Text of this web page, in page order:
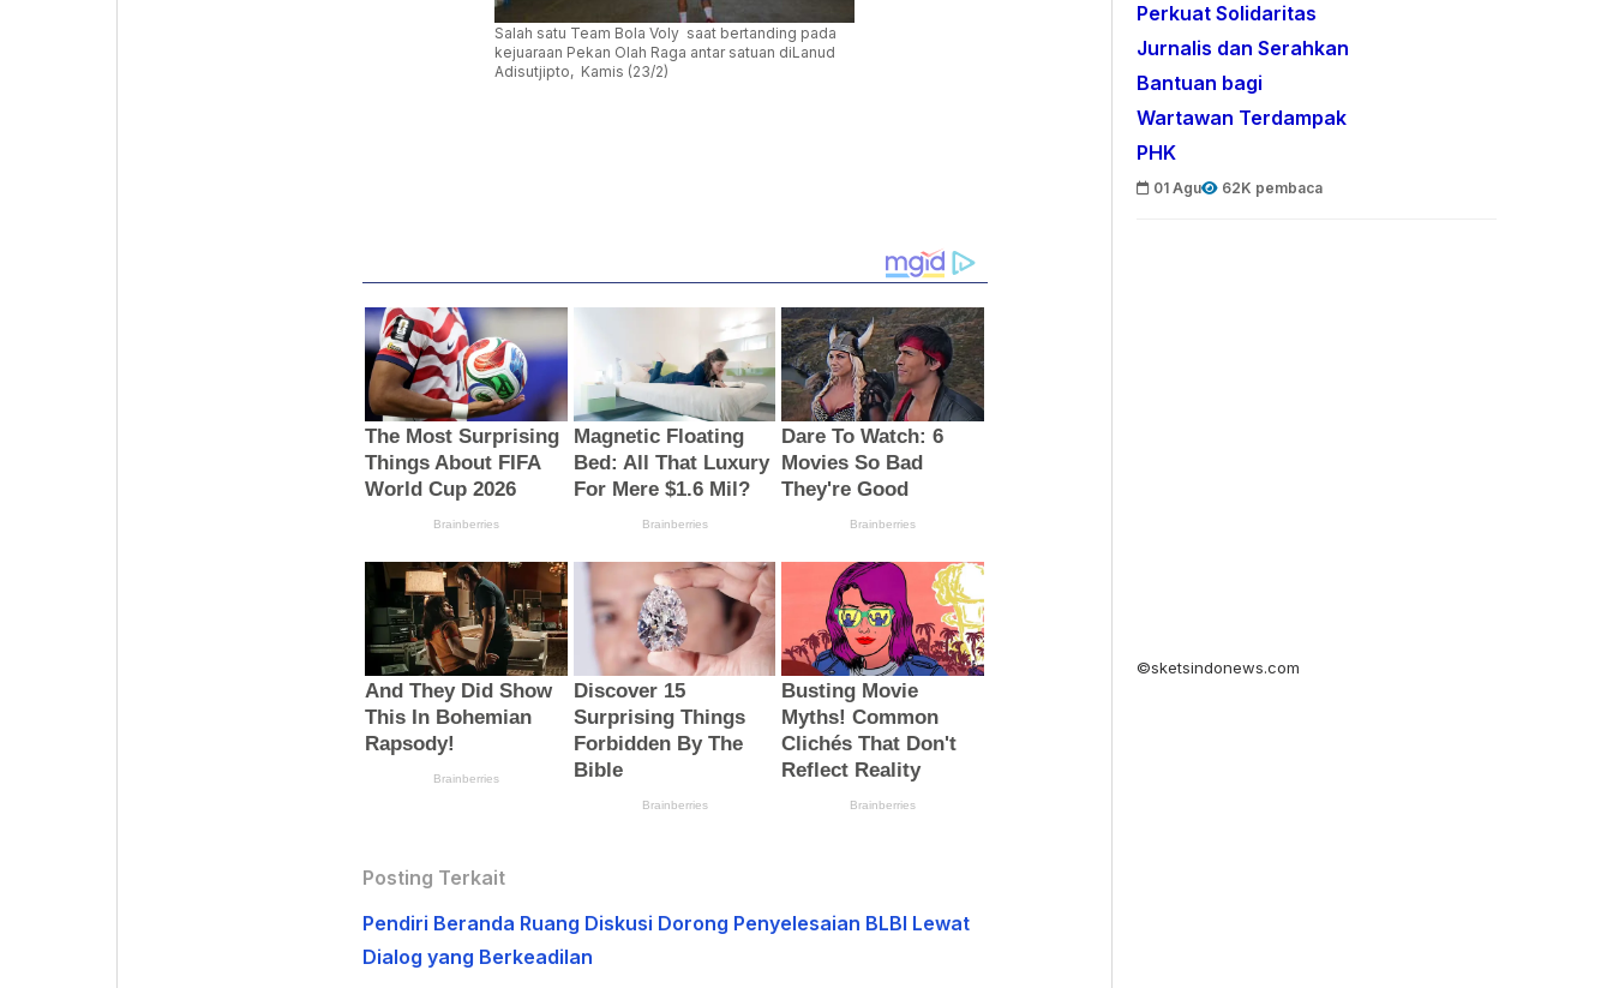
Salah satu Team Bola Voly saat bertanding pada
kejuaraan Pekan Olah Raga antar satuan diLanud
Adisutjipto, Kamis (23/2)
Posting Terkait
Pendiri Beranda Ruang Diskusi Dorong Penyelesaian BLBI Lewat
Dialog yang Berkeadilan
Perkuat Solidaritas
Jurnalis dan Serahkan
Bantuan bagi
Wartawan Terdampak
PHK
01 Agu 62K pembaca
©sketsindonews.com